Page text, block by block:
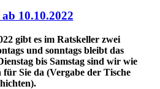
10.10.2022
gibt es im Ratskeller zwei
und sonntags bleibt das
bis Samstag sind wir wie
Sie da (Vergabe der Tische